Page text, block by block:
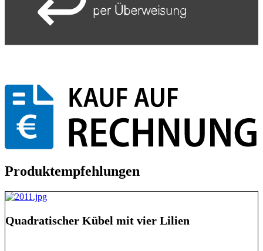
Produktempfehlungen
Quadratischer Kübel mit vier Lilien